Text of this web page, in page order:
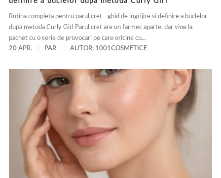
Rutina completa pentru parul cret - ghid de ingrijire si definire a buclelor
dupa metoda Curly Girl Parul cret are un farmec aparte, dar vine la
pachet cu o serie de provocari pe care oricine cu...
20 APR.
PAR AUTOR: 1001COSMETICE